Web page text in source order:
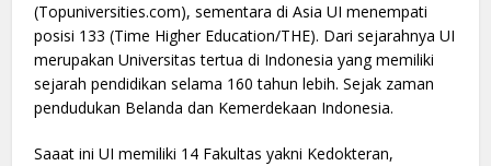
(Topuniversities.com), sementara di Asia UI menempati
posisi 133 (Time Higher Education/THE). Dari sejarahnya UI
merupakan Universitas tertua di Indonesia yang memiliki
sejarah pendidikan selama 160 tahun lebih. Sejak zaman
pendudukan Belanda dan Kemerdekaan Indonesia.
Saaat ini UI memiliki 14 Fakultas yakni Kedokteran,